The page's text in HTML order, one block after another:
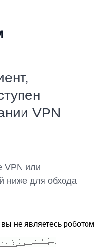
VPN
VPN или
ниже для обхода
не являетесь роботом